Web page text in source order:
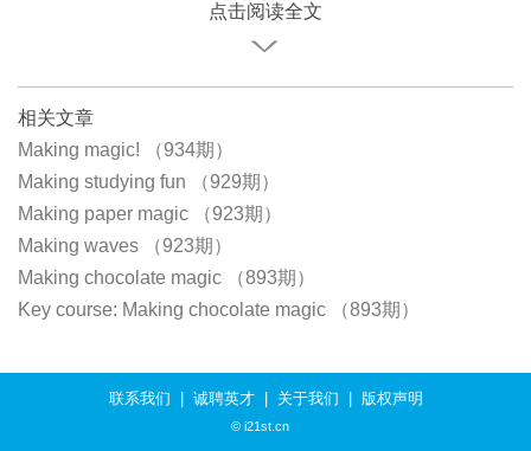
点击阅读全文
相关文章
Making magic! （934期）
Making studying fun （929期）
Making paper magic （923期）
Making waves （923期）
Making chocolate magic （893期）
Key course: Making chocolate magic （893期）
联系我们 诚聘英才| 关于我们 版权声明
© i21st.cn